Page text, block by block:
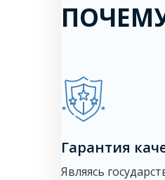
Гарантия
Являясь